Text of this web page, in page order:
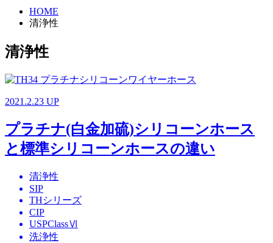
HOME
清浄性
清浄性
2021.2.23 UP
プラチナ(白金加硫)シリコーンホース
と標準シリコーンホースの違い
清浄性
SIP
THシリーズ
CIP
USPClassⅥ
洗浄性